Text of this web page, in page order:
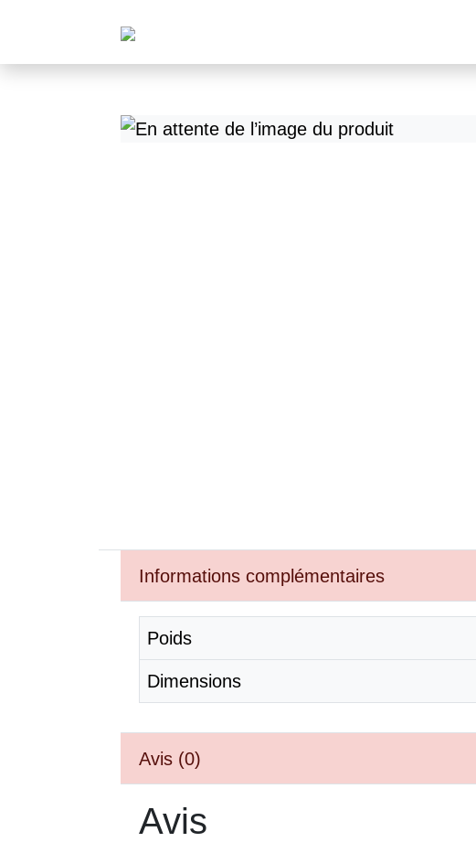
Informations complémentaires
Poids
Dimensions
Avis (0)
Avis